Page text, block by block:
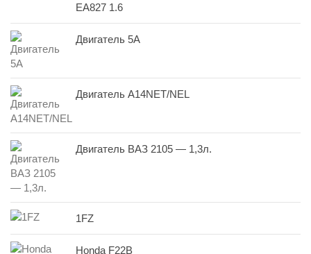
EA827 1.6
Двигатель 5A
Двигатель A14NET/NEL
Двигатель ВАЗ 2105 — 1,3л.
1FZ
Honda F22B